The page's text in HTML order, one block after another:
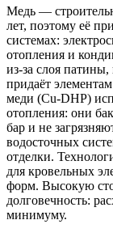
Медь —
лет, поэтому её
системах:
отопления и
из-за слоя
придаёт
меди (Cu-DHP)
отопления: они
бар и не
водосточных
отделки.
для кровельных
форм. Высокую
долговечность:
минимуму.